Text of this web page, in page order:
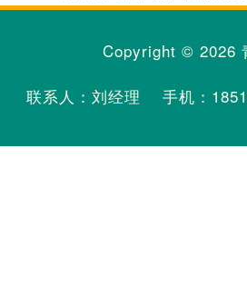
Copyright © 2026
联系人：刘经理 手机：